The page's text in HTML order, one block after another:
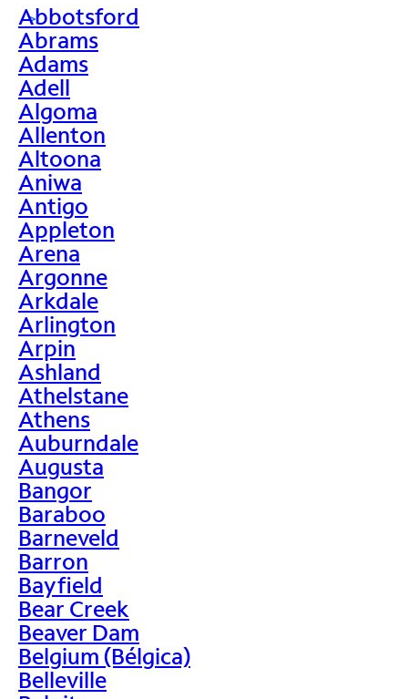
>
Abbotsford
Abrams
Adams
Adell
Algoma
Allenton
Altoona
Aniwa
Antigo
Appleton
Arena
Argonne
Arkdale
Arlington
Arpin
Ashland
Athelstane
Athens
Auburndale
Augusta
Bangor
Baraboo
Barneveld
Barron
Bayfield
Bear Creek
Beaver Dam
Belgium (Bélgica)
Belleville